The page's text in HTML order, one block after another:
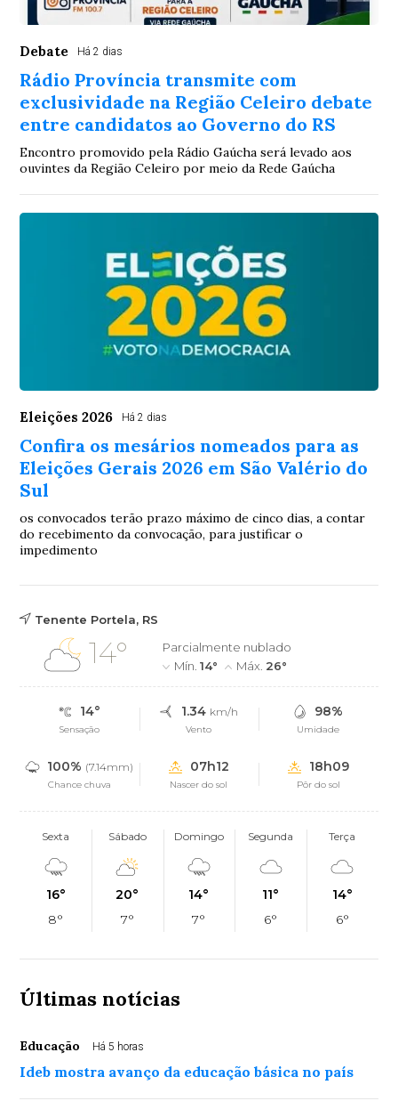
Debate Há 2 dias
Rádio Província transmite com
exclusividade na Região Celeiro debate
entre candidatos ao Governo do RS
Encontro promovido pela Rádio Gaúcha será levado aos
ouvintes da Região Celeiro por meio da Rede Gaúcha
Eleições 2026 Há 2 dias
Confira os mesários nomeados para as
Eleições Gerais 2026 em São Valério do
Sul
os convocados terão prazo máximo de cinco dias, a contar
do recebimento da convocação, para justificar o
impedimento
Tenente Portela, RS
14°
Parcialmente nublado
Mín.14° Máx. 26°
14°
Sensação
1.34 km/h
Vento
98%
Umidade
100% (7.14mm)
Chance chuva
07h12
Nascer do sol
18h09
Pôr do sol
Sexta
16°
8°
Sábado
20°
7°
Domingo
14°
7°
Segunda
11°
6°
Terça
14°
6°
Últimas notícias
Educação Há 5 horas
Ideb mostra avanço da educação básica no país